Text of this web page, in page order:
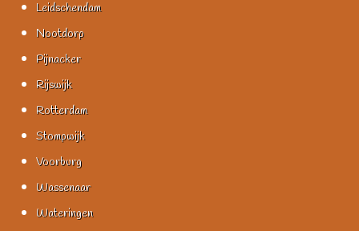
Leidschendam
Nootdorp
Pijnacker
Rijswijk
Rotterdam
Stompwijk
Voorburg
Wassenaar
Wateringen